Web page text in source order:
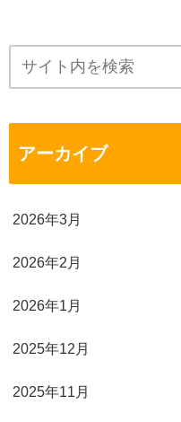
アーカイブ
2026年3月
2026年2月
2026年1月
2025年12月
2025年11月